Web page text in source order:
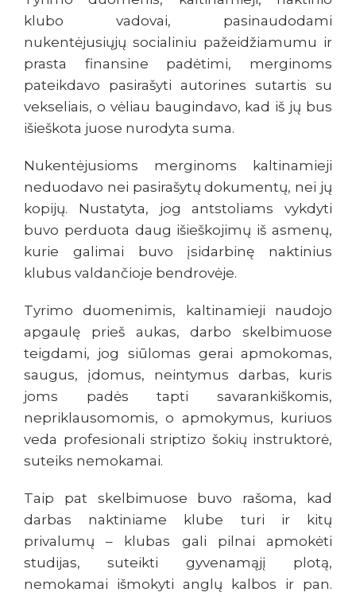
klubo vadovai, pasinaudodami
nukentėjusiųjų socialiniu pažeidžiamumu ir
prasta finansine padėtimi, merginoms
pateikdavo pasirašyti autorines sutartis su
vekseliais, o vėliau baugindavo, kad iš jų bus
išieškota juose nurodyta suma.
Nukentėjusioms merginoms kaltinamieji
neduodavo nei pasirašytų dokumentų, nei jų
kopijų. Nustatyta, jog antstoliams vykdyti
buvo perduota daug išieškojimų iš asmenų,
kurie galimai buvo įsidarbinę naktinius
klubus valdančioje bendrovėje.
Tyrimo duomenimis, kaltinamieji naudojo
apgaulę prieš aukas, darbo skelbimuose
teigdami, jog siūlomas gerai apmokomas,
saugus, įdomus, neintymus darbas, kuris
joms padės tapti savarankiškomis,
nepriklausomomis, o apmokymus, kuriuos
veda profesionali striptizo šokių instruktorė,
suteiks nemokamai.
Taip pat skelbimuose buvo rašoma, kad
darbas naktiniame klube turi ir kitų
privalumų – klubas gali pilnai apmokėti
studijas, suteikti gyvenamąjį plotą,
nemokamai išmokyti anglų kalbos ir pan.